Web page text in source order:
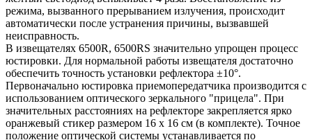
режима, вызванного прерыванием излучения, происходит
автоматически после устранения причины, вызвавшей
неисправность.
В извещателях 6500R, 6500RS значительно упрощен процесс
юстировки. Для нормальной работы извещателя достаточно
обеспечить точность установки рефлектора ±10°.
Первоначально юстировка приемопередатчика производится с
использованием оптического зеркального "прицела". При
значительных расстояниях на рефлекторе закрепляется ярко
оранжевый стикер размером 16 х 16 см (в комплекте). Точное
положение оптической системы устанавливается по